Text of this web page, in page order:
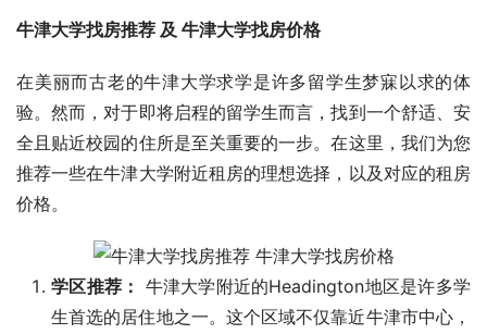
牛津大学找房推荐 及 牛津大学找房价格
在美丽而古老的牛津大学求学是许多留学生梦寐以求的体
验。然而，对于即将启程的留学生而言，找到一个舒适、安
全且贴近校园的住所是至关重要的一步。在这里，我们为您
推荐一些在牛津大学附近租房的理想选择，以及对应的租房
价格。
学区推荐： 牛津大学附近的Headington地区是许多学
生首选的居住地之一。这个区域不仅靠近牛津市中心，